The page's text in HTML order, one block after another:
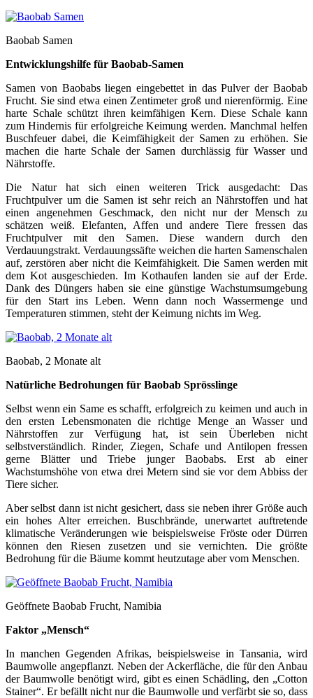
Baobab Samen
Entwicklungshilfe für Baobab-Samen
Samen von Baobabs liegen eingebettet in das Pulver der Baobab
Frucht. Sie sind etwa einen Zentimeter groß und nierenförmig. Eine
harte Schale schützt ihren keimfähigen Kern. Diese Schale kann
zum Hindernis für erfolgreiche Keimung werden. Manchmal helfen
Buschfeuer dabei, die Keimfähigkeit der Samen zu erhöhen. Sie
machen die harte Schale der Samen durchlässig für Wasser und
Nährstoffe.
Die Natur hat sich einen weiteren Trick ausgedacht: Das
Fruchtpulver um die Samen ist sehr reich an Nährstoffen und hat
einen angenehmen Geschmack, den nicht nur der Mensch zu
schätzen weiß. Elefanten, Affen und andere Tiere fressen das
Fruchtpulver mit den Samen. Diese wandern durch den
Verdauungstrakt. Verdauungssäfte weichen die harten Samenschalen
auf, zerstören aber nicht die Keimfähigkeit. Die Samen werden mit
dem Kot ausgeschieden. Im Kothaufen landen sie auf der Erde.
Dank des Düngers haben sie eine günstige Wachstumsumgebung
für den Start ins Leben. Wenn dann noch Wassermenge und
Temperaturen stimmen, steht der Keimung nichts im Weg.
Baobab, 2 Monate alt
Natürliche Bedrohungen für Baobab Sprösslinge
Selbst wenn ein Same es schafft, erfolgreich zu keimen und auch in
den ersten Lebensmonaten die richtige Menge an Wasser und
Nährstoffen zur Verfügung hat, ist sein Überleben nicht
selbstverständlich. Rinder, Ziegen, Schafe und Antilopen fressen
gerne Blätter und Triebe junger Baobabs. Erst ab einer
Wachstumshöhe von etwa drei Metern sind sie vor dem Abbiss der
Tiere sicher.
Aber selbst dann ist nicht gesichert, dass sie neben ihrer Größe auch
ein hohes Alter erreichen. Buschbrände, unerwartet auftretende
klimatische Veränderungen wie beispielsweise Fröste oder Dürren
können den Riesen zusetzen und sie vernichten. Die größte
Bedrohung für die Bäume kommt heutzutage aber vom Menschen.
Geöffnete Baobab Frucht, Namibia
Faktor „Mensch“
In manchen Gegenden Afrikas, beispielsweise in Tansania, wird
Baumwolle angepflanzt. Neben der Ackerfläche, die für den Anbau
der Baumwolle benötigt wird, gibt es einen Schädling, den „Cotton
Stainer“. Er befällt nicht nur die Baumwolle und verfärbt sie so, dass